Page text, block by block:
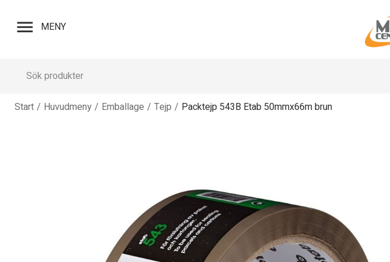
menu MENY
Start / Huvudmeny / Emballage / Tejp / Packtejp 543B Etab 50mmx66m brun